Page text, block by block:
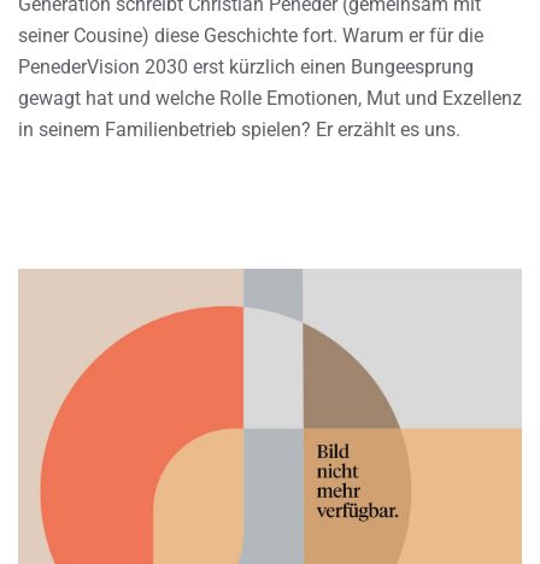
seiner Cousine) diese Geschichte fort. Warum er für die
PenederVision 2030 erst kürzlich einen Bungeesprung
gewagt hat und welche Rolle Emotionen, Mut und Exzellenz
in seinem Familienbetrieb spielen? Er erzählt es uns.